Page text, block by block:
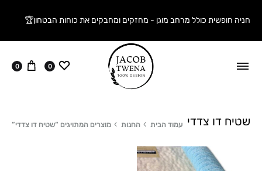
חניה חופשית כולל מרחב מוגן - מחזקים ומחבקים את כוחות הבטחון🏆
ווישליסט
0 עגלה
0
שטיח דו צדדי עמוד הבית החנות מוצרים המתויגים “שטיח דו צדדי”